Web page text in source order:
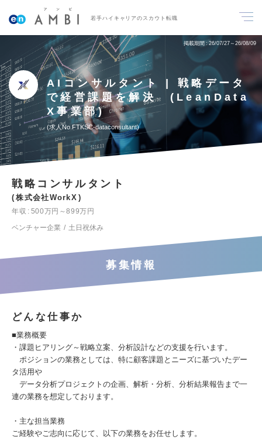
若手ハイキャリアのスカウト転職
掲載期間 26/07/27～26/08/09
AIコンサルタント | 戦略データ
で経営課題を解決 (LeanData
X事業部)
求人No.FTKSC-dataconsultant
戦略コンサルタント
株式会社WorkX
年収
500万円～899万円
ベンチャー企業
土日祝休み
募集情報
どんな仕事か
■業務概要
・課題ヒアリング～戦略立案、分析設計などの支援を行います。
ポジションの業務としては、特に顧客課題とニーズに基づいたデー
タ活用や
データ分析プロジェクトの企画、解析・分析、分析結果報告まで一
連の業務を想定しております。
・主な担当業務
ご経験やご志向に応じて、以下の業務をお任せします。